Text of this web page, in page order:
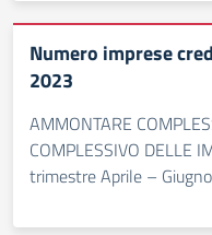
Numero imprese
2023
AMMONTARE
COMPLESSIVO DELLE
trimestre Aprile –